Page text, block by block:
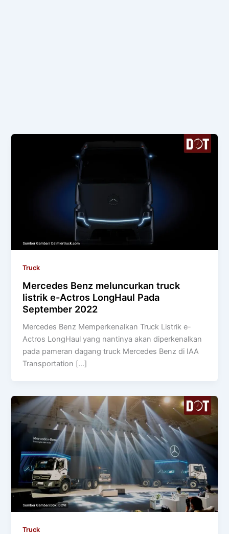
Truck
Mercedes Benz meluncurkan truck
listrik e-Actros LongHaul Pada
September 2022
Mercedes Benz Memperkenalkan Truck Listrik e-
Actros LongHaul yang nantinya akan diperkenalkan
pada pameran dagang truck Mercedes Benz di IAA
Transportation […]
Truck